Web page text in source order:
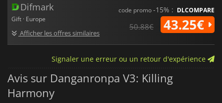
Difmark
Gift · Europe
Afficher les offres similaires
code promo-15% : DLCOMPARE
50.88€ 43.25€
Signaler une erreur ou un retour d'expérience
Avis sur Danganronpa V3: Killing
Harmony